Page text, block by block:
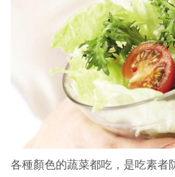
各種顏色的蔬菜都吃，是吃素者